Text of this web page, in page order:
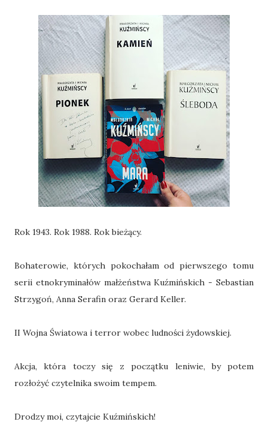
Rok 1943. Rok 1988. Rok bieżący.
Bohaterowie, których pokochałam od pierwszego tomu
serii etnokryminałów małżeństwa Kuźmińskich - Sebastian
Strzygoń, Anna Serafin oraz Gerard Keller.
II Wojna Światowa i terror wobec ludności żydowskiej.
Akcja, która toczy się z początku leniwie, by potem
rozłożyć czytelnika swoim tempem.
Drodzy moi, czytajcie Kuźmińskich!